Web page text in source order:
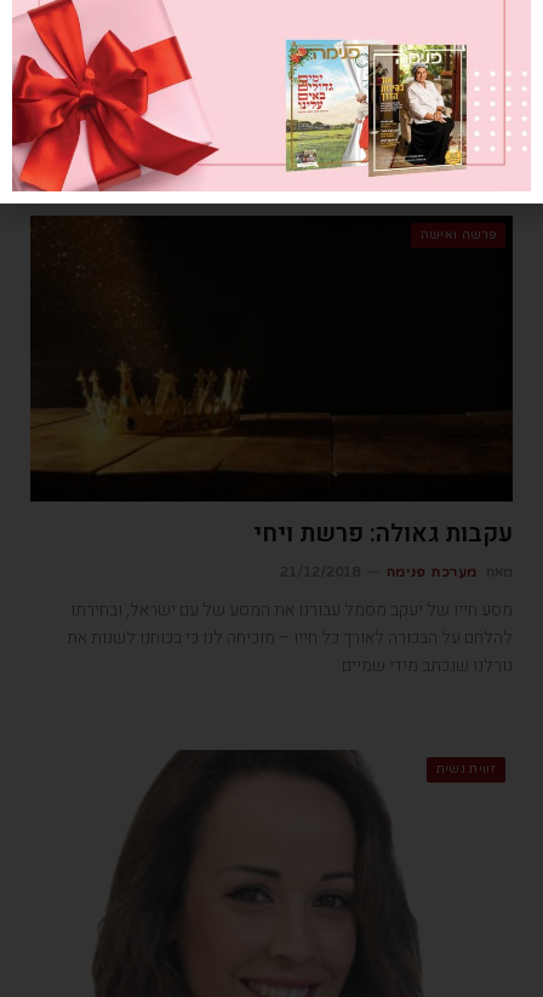
23/12/2018
תרבות האימוג'ים. עיגול מצויר במקום אלף מילים. האם אנחנו יודעים
לנקוב בשמו של הרגש שכעת העברנו בסימבול שאייר מאייר יפני? האם
יש לנו שמות לרגשות או רק פרצופונים?
פרשה ואישה
עקבות גאולה: פרשת ויחי
מערכת פנימה
מסע חייו של יעקב מסמל עבורנו את המסע של עם ישראל, ובחירתו
להלחם על הבכורה לאורך כל חייו – מוכיחה לנו כי בכוחנו לשנות את
גורלנו שנכתב מידי שמיים
זווית נשית